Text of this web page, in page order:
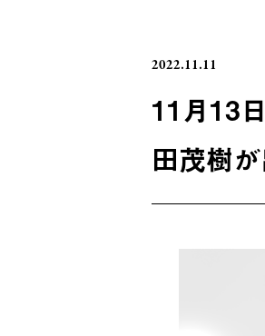
2022.11.11
11月13
田茂樹